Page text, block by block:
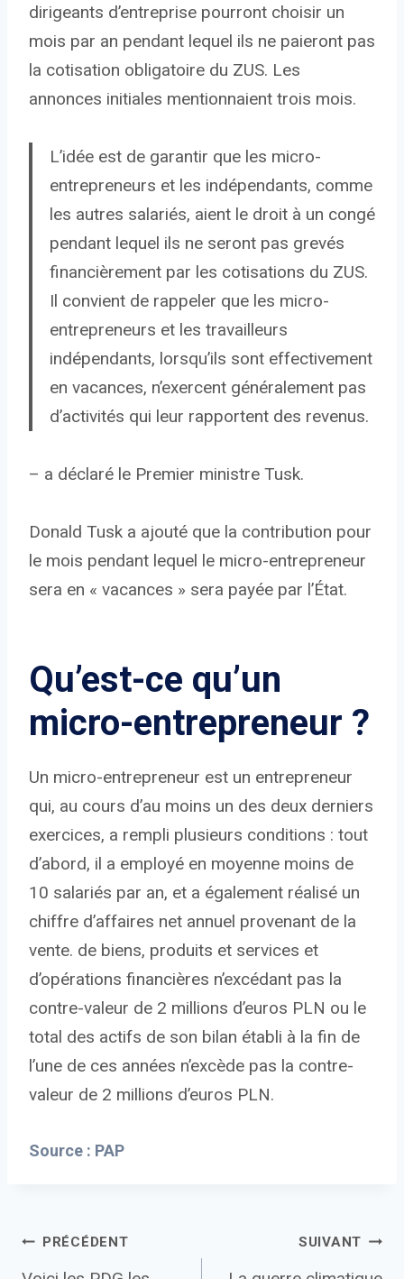
dirigeants d’entreprise pourront choisir un
mois par an pendant lequel ils ne paieront pas
la cotisation obligatoire du ZUS. Les
annonces initiales mentionnaient trois mois.
L’idée est de garantir que les micro-
entrepreneurs et les indépendants, comme
les autres salariés, aient le droit à un congé
pendant lequel ils ne seront pas grevés
financièrement par les cotisations du ZUS.
Il convient de rappeler que les micro-
entrepreneurs et les travailleurs
indépendants, lorsqu’ils sont effectivement
en vacances, n’exercent généralement pas
d’activités qui leur rapportent des revenus.
– a déclaré le Premier ministre Tusk.
Donald Tusk a ajouté que la contribution pour
le mois pendant lequel le micro-entrepreneur
sera en « vacances » sera payée par l’État.
Qu’est-ce qu’un
micro-entrepreneur ?
Un micro-entrepreneur est un entrepreneur
qui, au cours d’au moins un des deux derniers
exercices, a rempli plusieurs conditions : tout
d’abord, il a employé en moyenne moins de
10 salariés par an, et a également réalisé un
chiffre d’affaires net annuel provenant de la
vente. de biens, produits et services et
d’opérations financières n’excédant pas la
contre-valeur de 2 millions d’euros PLN ou le
total des actifs de son bilan établi à la fin de
l’une de ces années n’excède pas la contre-
valeur de 2 millions d’euros PLN.
Source : PAP
Navigation
PRÉCÉDENT SUIVANT